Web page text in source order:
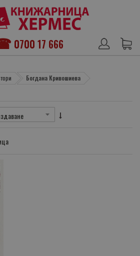
0700 17 666
Богдана Кривошиева